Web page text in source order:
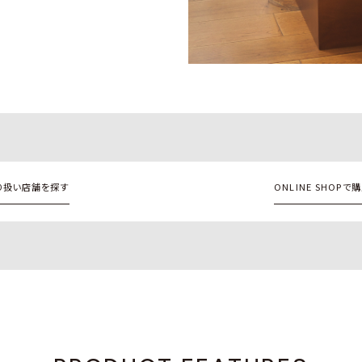
扱い店舗を探す ONLINE SHOPで